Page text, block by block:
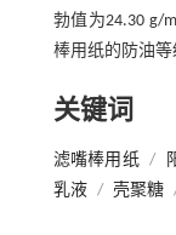
勃值为24.30 g/
棒用纸的防油等
关键词
滤嘴棒用纸 /
乳液 / 壳聚糖